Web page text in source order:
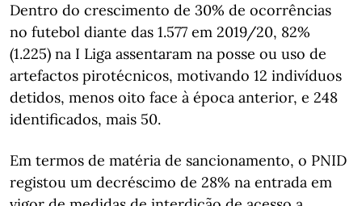
Dentro do crescimento de 30% de ocorrências
no futebol diante das 1.577 em 2019/20, 82%
(1.225) na I Liga assentaram na posse ou uso de
artefactos pirotécnicos, motivando 12 indivíduos
detidos, menos oito face à época anterior, e 248
identificados, mais 50.
Em termos de matéria de sancionamento, o PNID
registou um decréscimo de 28% na entrada em